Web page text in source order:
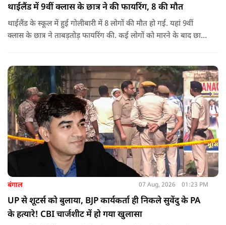
थाईलैंड में 9वीं क्लास के छात्र ने की फायरिंग, 8 की मौत
थाईलैंड के स्कूल में हुई गोलीबारी में 8 लोगों की मौत हो गई. यहां 9वीं
क्लास के छात्र ने ताबड़तोड़ फायरिंग की. कई लोगों को मारने के बाद छात्र
बंगाल 07 Aug, 2026 01:23 PM
UP से शूटर्स को बुलाया, BJP कार्यकर्ता ही निकले सुवेंदु के PA
के हत्यारे! CBI चार्जशीट में हो गया खुलासा